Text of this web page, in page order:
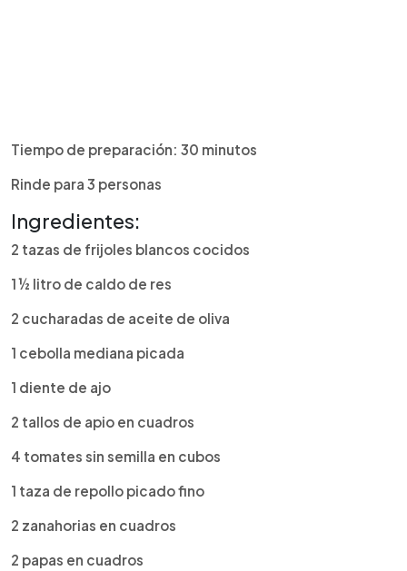
Tiempo de preparación: 30 minutos
Rinde para 3 personas
Ingredientes:
2 tazas de frijoles blancos cocidos
1 ½ litro de caldo de res
2 cucharadas de aceite de oliva
1 cebolla mediana picada
1 diente de ajo
2 tallos de apio en cuadros
4 tomates sin semilla en cubos
1 taza de repollo picado fino
2 zanahorias en cuadros
2 papas en cuadros